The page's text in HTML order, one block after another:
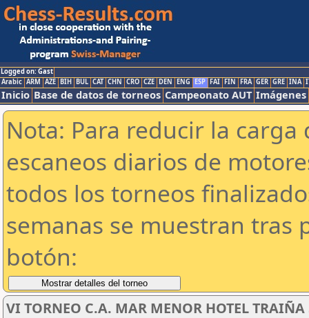
Logged on: Gast
Arabic ARM AZE BIH BUL CAT CHN CRO CZE DEN ENG ESP FAI FIN FRA GER GRE INA
Inicio Base de datos de torneos Campeonato AUT Imágenes
Nota: Para reducir la
escaneos diarios de
todos los torneos
semanas se muestran tras
botón:
VI TORNEO C.A. MAR MENOR HOTEL